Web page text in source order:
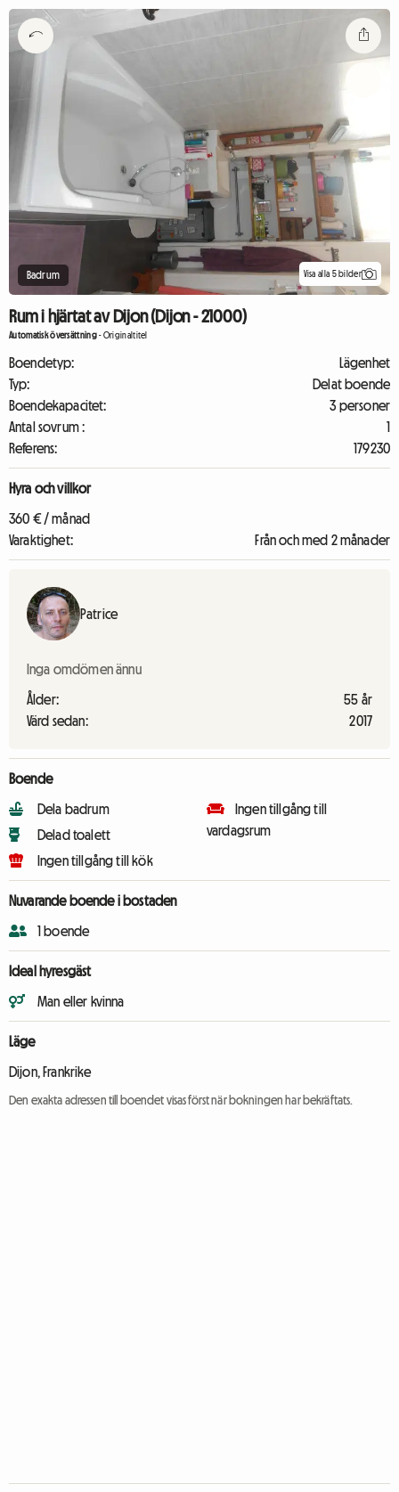
Badrum Visa alla 5 bilder
Rum i hjärtat av Dijon (Dijon - 21000)
Automatisk översättning-Originaltitel
Boendetyp:
Lägenhet
Typ:
Delat boende
Boendekapacitet:
3 personer
Antal sovrum :
1
Referens:
179230
Hyra och villkor
360 € / månad
Varaktighet:
Från och med 2 månader
Patrice
Inga omdömen ännu
Ålder:
55 år
Värd sedan:
2017
Boende
Dela badrum
Delad toalett
Ingen tillgång till kök
Ingen tillgång till
vardagsrum
Nuvarande boende i bostaden
1 boende
Ideal hyresgäst
Man eller kvinna
Läge
Dijon, Frankrike
Den exakta adressen till boendet visas först när bokningen har bekräftats.